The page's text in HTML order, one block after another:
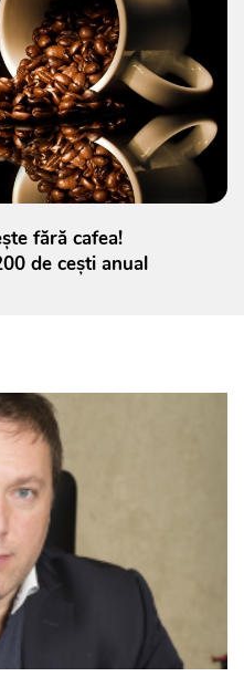
fără cafea!
de cești anual